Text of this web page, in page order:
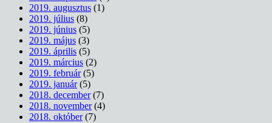
2019. augusztus (1)
2019. július (8)
2019. június (5)
2019. május (3)
2019. április (5)
2019. március (2)
2019. február(5)
2019. január(5)
2018. december(7)
2018. november(4)
2018. október(7)